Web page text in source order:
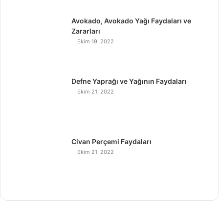
Avokado, Avokado Yağı Faydaları ve
Zararları
Ekim 19, 2022
Defne Yaprağı ve Yağının Faydaları
Ekim 21, 2022
Civan Perçemi Faydaları
Ekim 21, 2022